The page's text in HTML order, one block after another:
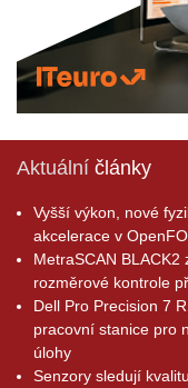
Aktuální články
Vyšší výkon, nové
akcelerace v
MetraSCAN BLACK2
rozměrové kontrole
Dell Pro Precision 7
pracovní stanice pro
úlohy
Senzory sledují